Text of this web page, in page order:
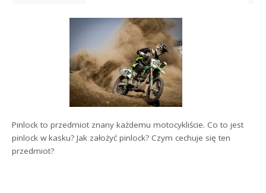
Pinlock to przedmiot znany każdemu motocykliście. Co to jest
pinlock w kasku? Jak założyć pinlock? Czym cechuje się ten
przedmiot?